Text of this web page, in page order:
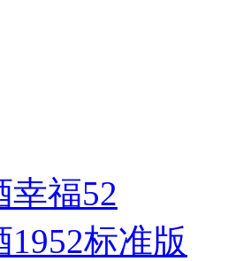
幸福52
1952标准版